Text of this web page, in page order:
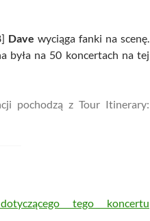
Dave wyciąga fanki na scenę.
była na 50 koncertach na tej
pochodzą z Tour Itinerary:
tego koncertu